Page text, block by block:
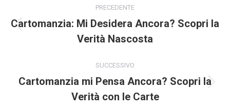
post
PRECEDENTE
precedente:
Cartomanzia: Mi Desidera Ancora? Scopri la
Verità Nascosta
SUCCESSIVO
post:
Cartomanzia mi Pensa Ancora? Scopri la
Verità con le Carte